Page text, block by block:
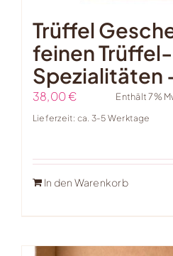
Trüffel
feinen Trüffel-
Spezialitäten
38,00€ Enthält 7%
Lieferzeit: ca. 3-5 Werktage
In den Warenkorb